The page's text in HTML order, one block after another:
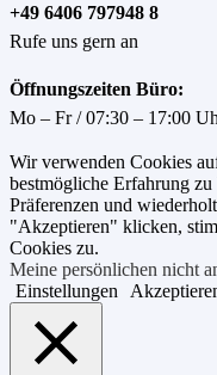
+49 6406 797948 8
Rufe uns gern an
Öffnungszeiten Büro:
Mo – Fr / 07:30 – 17:00
Wir verwenden Cookies
bestmögliche Erfahrung
Präferenzen und
"Akzeptieren" klicken,
Cookies zu.
Meine persönlichen nicht
Einstellungen